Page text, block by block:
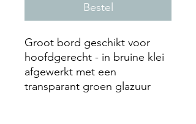
Bestel
Groot bord geschikt voor
hoofdgerecht - in bruine klei
afgewerkt met een
transparant groen glazuur